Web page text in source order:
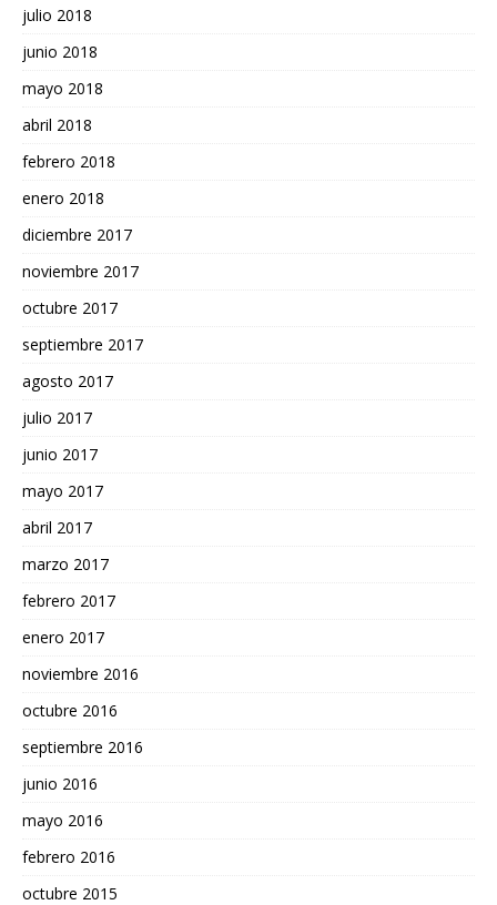
julio 2018
junio 2018
mayo 2018
abril 2018
febrero 2018
enero 2018
diciembre 2017
noviembre 2017
octubre 2017
septiembre 2017
agosto 2017
julio 2017
junio 2017
mayo 2017
abril 2017
marzo 2017
febrero 2017
enero 2017
noviembre 2016
octubre 2016
septiembre 2016
junio 2016
mayo 2016
febrero 2016
octubre 2015